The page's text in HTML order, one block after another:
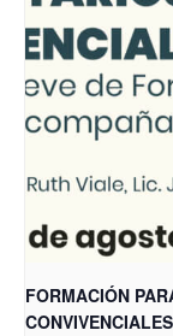
FORMACIÓN